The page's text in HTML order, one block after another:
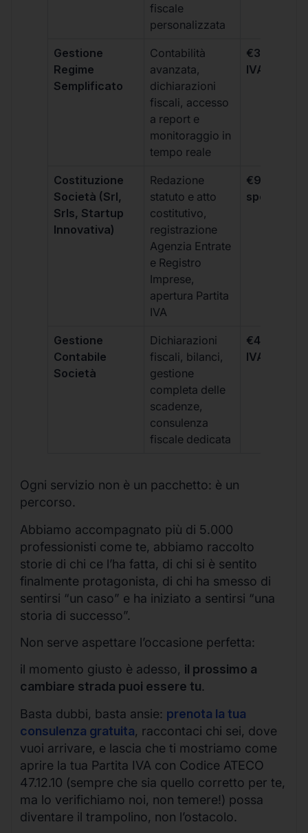
fiscale
personalizzata
Gestione
Regime
Semplificato
Contabilità
avanzata,
dichiarazioni
fiscali, accesso
a report e
monitoraggio in
tempo reale
€333 +
IVA/
Costituzione
Società (Srl,
Srls, Startup
Innovativa)
Redazione
statuto e atto
costitutivo,
registrazione
Agenzia Entrate
e Registro
Imprese,
apertura Partita
IVA
€99 + IVA
spese
Gestione
Contabile
Società
Dichiarazioni
fiscali, bilanci,
gestione
completa delle
scadenze,
consulenza
fiscale dedicata
€499 +
IVA/
Ogni servizio non è un pacchetto: è un
percorso.
Abbiamo accompagnato più di 5.000
professionisti come te, abbiamo raccolto
storie di chi ce l’ha fatta, di chi si è sentito
finalmente protagonista, di chi ha smesso di
sentirsi “un caso” e ha iniziato a sentirsi “una
storia di successo”.
Non serve aspettare l’occasione perfetta:
il momento giusto è adesso, il prossimo a
cambiare strada puoi essere tu.
Basta dubbi, basta ansie: prenota la tua
consulenza gratuita, raccontaci chi sei, dove
vuoi arrivare, e lascia che ti mostriamo come
aprire la tua Partita IVA con Codice ATECO
47.12.10 (sempre che sia quello corretto per te,
ma lo verifichiamo noi, non temere!) possa
diventare il trampolino, non l’ostacolo.